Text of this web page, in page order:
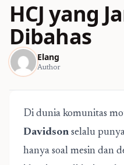
HCJ yang
Dibahas
Elang
Author
Di dunia komunitas
Davidson selalu
hanya soal mesin dan